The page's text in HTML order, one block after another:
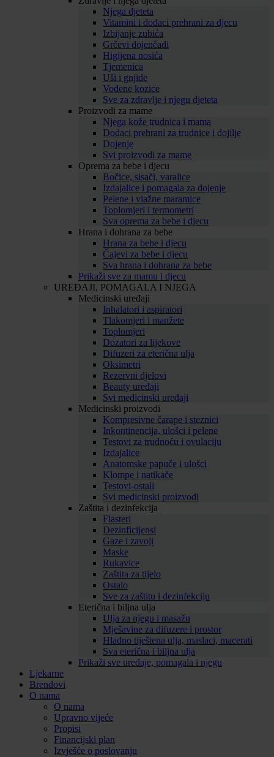
Njega djeteta
Vitamini i dodaci prehrani za djecu
Izbijanje zubića
Grčevi dojenčadi
Higijena nosića
Tjemenica
Uši i gnjide
Vodene kozice
Sve za zdravlje i njegu djeteta
Proizvodi za mame
Njega kože trudnica i mama
Dodaci prehrani za trudnice i dojilje
Dojenje
Svi proizvodi za mame
Oprema za bebe i djecu
Bočice, sisači, varalice
Izdajalice i pomagala za dojenje
Pelene i vlažne maramice
Toplomjeri i termometri
Sva oprema za bebe i djecu
Hrana i dohrana za bebe
Hrana za bebe i djecu
Čajevi za bebe i djecu
Sva hrana i dohrana za bebe
Prikaži sve za mamu i djecu
UREĐAJI, POMAGALA I NJEGA
Medicinski uređaji
Inhalatori i aspiratori
Tlakomjeri i manžete
Toplomjeri
Dozatori za lijekove
Difuzeri za eterična ulja
Oksimetri
Rezervni djelovi
Beauty uređaji
Svi medicinski uređaji
Medicinski proizvodi
Kompresivne čarape i steznici
Inkontinencija, ulošci i pelene
Testovi za trudnoću i ovulaciju
Izdajalice
Anatomske papuče i ulošci
Klompe i natikače
Testovi-ostali
Svi medicinski proizvodi
Zaštita i dezinfekcija
Flasteri
Dezinficijensi
Gaze i zavoji
Maske
Rukavice
Zaštita za tijelo
Ostalo
Sve za zaštitu i dezinfekciju
Eterična i biljna ulja
Ulja za njegu i masažu
Mješavine za difuzere i prostor
Hladno tiještena ulja, maslaci, macerati
Sva eterična i biljna ulja
Prikaži sve uređaje, pomagala i njegu
Ljekarne
Brendovi
O nama
O nama
Upravno vijeće
Propisi
Financijski plan
Izvješće o poslovanju